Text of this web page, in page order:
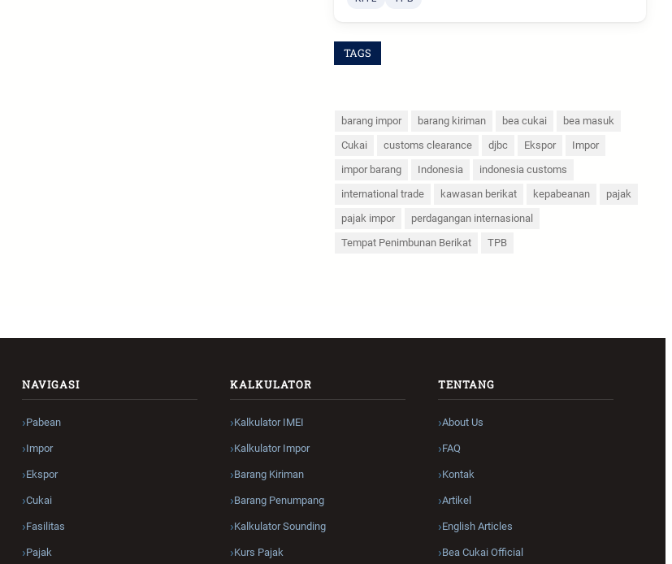
TAGS
barang impor barang kiriman bea cukai
bea masuk
Cukai
customs clearance djbc Ekspor
Impor
impor barang
Indonesia
indonesia customs
international trade
kawasan berikat kepabeanan
pajak
pajak impor
perdagangan internasional
Tempat Penimbunan Berikat
TPB
NAVIGASI
Pabean
Impor
Ekspor
Cukai
Fasilitas
Pajak
KALKULATOR
Kalkulator IMEI
Kalkulator Impor
Barang Kiriman
Barang Penumpang
Kalkulator Sounding
Kurs Pajak
TENTANG
About Us
FAQ
Kontak
Artikel
English Articles
Bea Cukai Official